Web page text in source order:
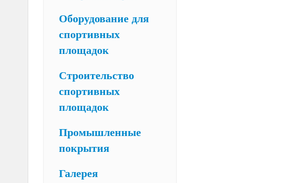
Оборудование для
спортивных
площадок
Строительство
спортивных
площадок
Промышленные
покрытия
Галерея